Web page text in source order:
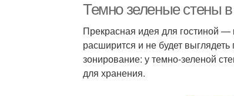
Темно зеленые стены
Прекрасная идея для гостиной —
расширится и не будет
зонирование: у темно-зеленой
для хранения.